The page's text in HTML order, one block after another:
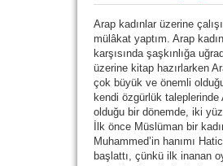
Arap kadınlar üzerine
mülâkat yaptım. Arap
karşısında şaşkınlığa
üzerine kitap hazırlarken
çok büyük ve önemli
kendi özgürlük taleplerinde
olduğu bir dönemde, iki
İlk önce Müslüman bir
Muhammed’in hanımı
başlattı, çünkü ilk inanan